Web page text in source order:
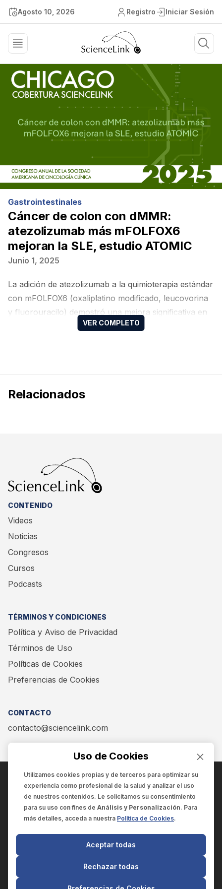
Agosto 10, 2026 Registro Iniciar Sesión
Gastrointestinales
Cáncer de colon con dMMR:
atezolizumab más mFOLFOX6
mejoran la SLE, estudio ATOMIC
Junio 1, 2025
La adición de atezolizumab a la quimioterapia estándar
con mFOLFOX6 (oxaliplatino modificado, leucovorina
y fluorouracilo) demostró una mejora significativa en
la supervivencia libre de enfermedad (SLE) en
Relacionados
CONTENIDO
Videos
Noticias
Congresos
Cursos
Podcasts
TÉRMINOS Y CONDICIONES
Política y Aviso de Privacidad
Términos de Uso
Políticas de Cookies
Preferencias de Cookies
CONTACTO
contacto@sciencelink.com
ENCUÉNTRANOS EN:
SCIENCELINK
SCILINK COMUNICACIÓN CIENTÍFICA SC
El contenido y la información de este sitio web es exclusivo
para profesionales de la salud.
Uso de Cookies
Utilizamos cookies propias y de terceros para optimizar su
experiencia como profesional de la salud y analizar el uso
de nuestros contenidos. Le solicitamos su consentimiento
para su uso con fines de Análisis y Personalización. Para
más detalles, acceda a nuestra Política de Cookies.
Rechazar todas
Aceptar todas